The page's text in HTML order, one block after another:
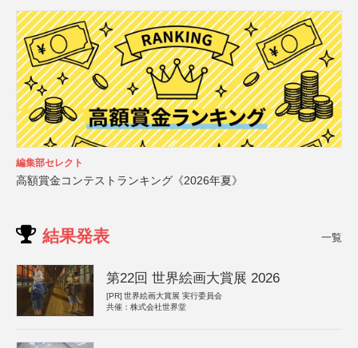
編集部セレクト
高額賞金コンテストランキング《2026年夏》
結果発表 一覧
第22回 世界絵画大賞展 2026
[PR] 世界絵画大賞展 実行委員会
共催：株式会社世界堂